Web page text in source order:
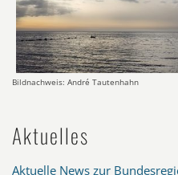
Bildnachweis: André Tautenhahn
Aktuelles
Aktuelle News zur